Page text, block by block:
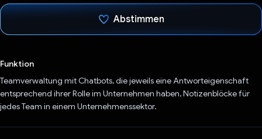
Abstimmen
Funktion
Teamverwaltung mit Chatbots, die jeweils eine Antworteigenschaft
entsprechend ihrer Rolle im Unternehmen haben, Notizenblöcke für
jedes Team in einem Unternehmenssektor.